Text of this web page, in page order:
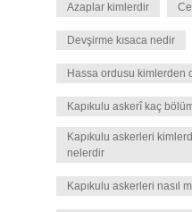
Azaplar kimlerdir
Devşirme kısaca nedir
Hassa ordusu kimlerden
Kapıkulu askerî kaç
Kapıkulu askerleri
nelerdir
Kapıkulu askerleri nasıl